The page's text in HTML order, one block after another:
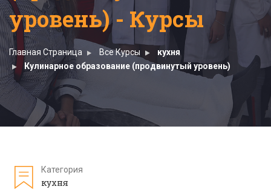
уровень) - Курсы
Главная Страница Все Курсы
кухня
Кулинарное образование (продвинутый уровень)
Категория
кухня